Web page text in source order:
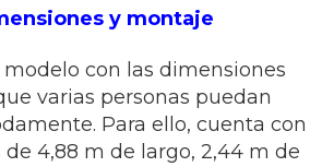
y montaje
con las dimensiones
varias personas puedan
Para ello, cuenta con
4,88 m de largo, 2,44 m de